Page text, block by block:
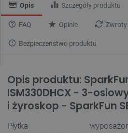
Opis Szczegóły produktu
FAQ Opinie Zwroty
Bezpieczeństwo produktu
Opis produktu:
ISM330DHCX - 3-
i żyroskop - SparkFun
Płytka